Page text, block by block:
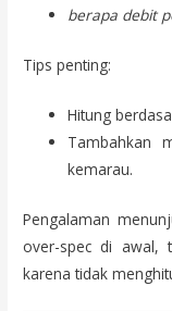
berapa debit
Tips penting:
Hitung
Tambahkan
kemarau.
Pengalaman
over-spec di awal,
karena tidak